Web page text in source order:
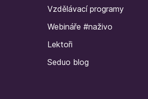
Vzdělávací programy
Webináře #naživo
Lektoři
Seduo blog